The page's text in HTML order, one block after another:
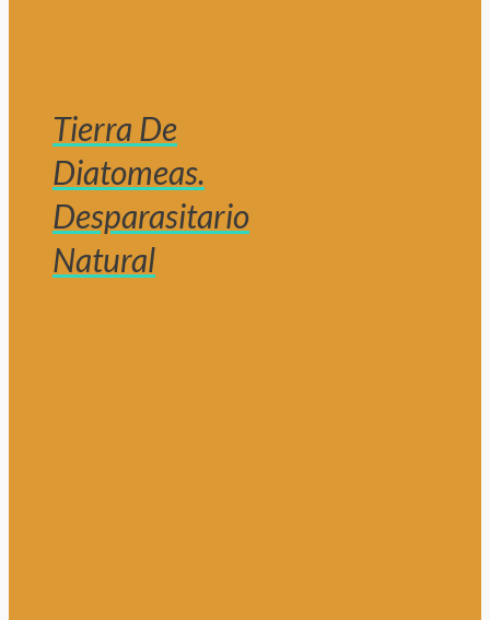
Tierra De
Diatomeas.
Desparasitario
Natural